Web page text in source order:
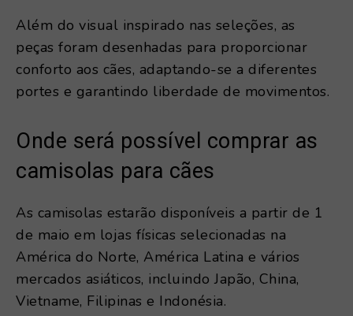
Além do visual inspirado nas seleções, as
peças foram desenhadas para proporcionar
conforto aos cães, adaptando-se a diferentes
portes e garantindo liberdade de movimentos.
Onde será possível comprar as
camisolas para cães
As camisolas estarão disponíveis a partir de 1
de maio em lojas físicas selecionadas na
América do Norte, América Latina e vários
mercados asiáticos, incluindo Japão, China,
Vietname, Filipinas e Indonésia.